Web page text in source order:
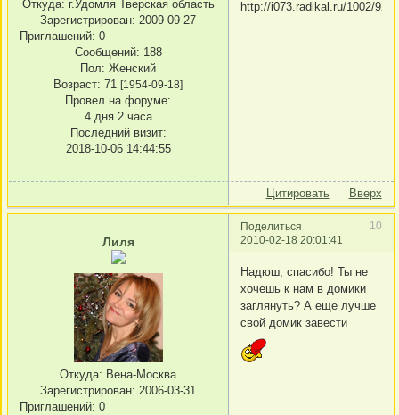
Откуда: г.Удомля Тверская область
Зарегистрирован: 2009-09-27
Приглашений: 0
Сообщений: 188
Пол: Женский
Возраст: 71 [1954-09-18]
Провел на форуме:
4 дня 2 часа
Последний визит:
2018-10-06 14:44:55
Цитировать Вверх
Поделиться
10
2010-02-18 20:01:41
Лиля
Откуда: Вена-Москва
Зарегистрирован: 2006-03-31
Приглашений: 0
Надюш, спасибо! Ты не
хочешь к нам в домики
заглянуть? А еще лучше
свой домик завести